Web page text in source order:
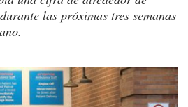
las próximas tres semanas